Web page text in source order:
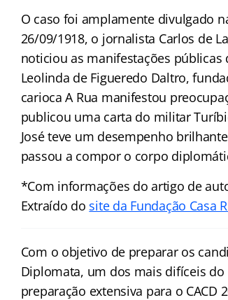
O caso foi amplamente divulgado
26/09/1918, o jornalista Carlos de
noticiou as manifestações públicas
Leolinda de Figueredo Daltro,
carioca A Rua manifestou
publicou uma carta do militar
José teve um desempenho
passou a compor o corpo
*Com informações do artigo de
Extraído do site da Fundação Casa
Com o objetivo de preparar os
Diplomata, um dos mais difíceis do
preparação extensiva para o